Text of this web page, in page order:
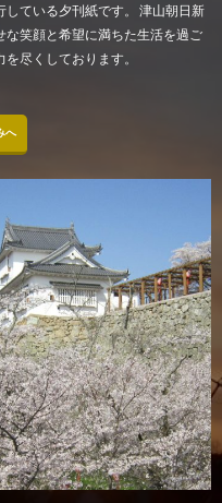
ている夕刊紙です。 津山朝日新
笑顔と希望に満ちた生活を過ご
尽くしております。
へ